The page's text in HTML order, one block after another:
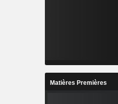
Matières Premières